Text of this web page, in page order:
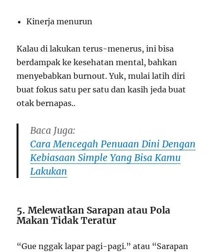
Kinerja menurun
Kalau di lakukan terus-menerus, ini bisa
berdampak ke kesehatan mental, bahkan
menyebabkan burnout. Yuk, mulai latih diri
buat fokus satu per satu dan kasih jeda buat
otak bernapas..
Baca Juga:
Cara Mencegah Penuaan Dini Dengan
Kebiasaan Simple Yang Bisa Kamu
Lakukan
5. Melewatkan Sarapan atau Pola
Makan Tidak Teratur
“Gue nggak lapar pagi-pagi.” atau “Sarapan